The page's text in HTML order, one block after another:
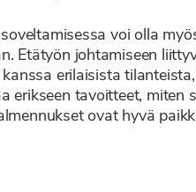
voi olla
Etätyön johtamiseen
erilaisista
erikseen tavoitteet,
ovat hyvä